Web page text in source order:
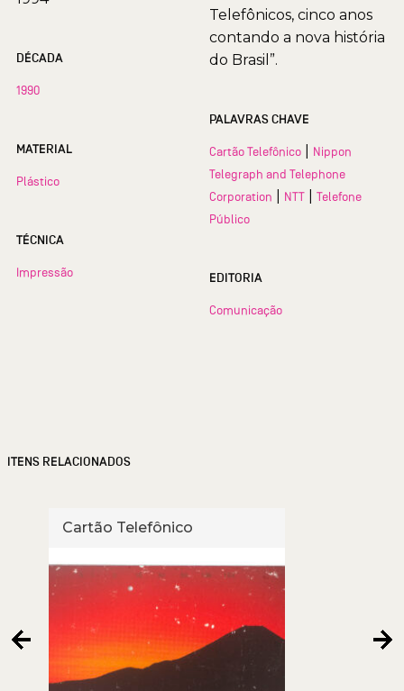
DÉCADA
1990
MATERIAL
Plástico
TÉCNICA
Impressão
Telefônicos, cinco anos
contando a nova história
do Brasil”.
PALAVRAS CHAVE
Cartão Telefônico
Nippon
Telegraph and Telephone
Corporation
NTT
Telefone
Público
EDITORIA
Comunicação
ITENS RELACIONADOS
Cartão Telefônico